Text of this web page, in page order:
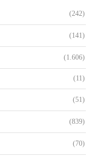
(242)
(141)
(1.606)
(11)
(51)
(839)
(70)